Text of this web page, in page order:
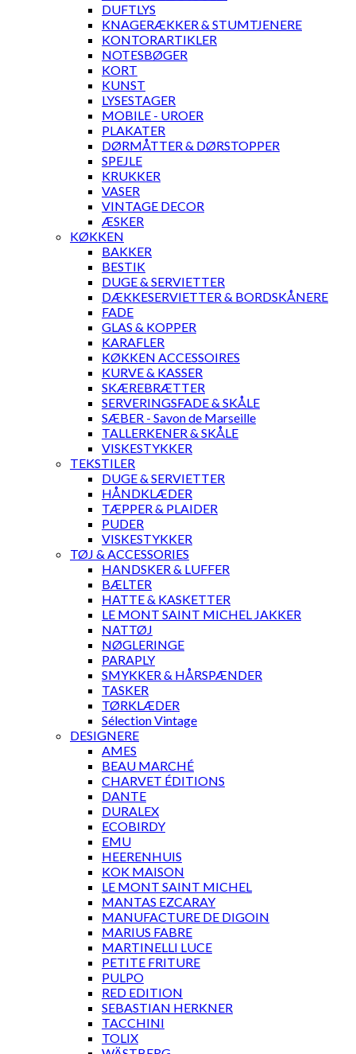
DUFTLYS
KNAGERÆKKER & STUMTJENERE
KONTORARTIKLER
NOTESBØGER
KORT
KUNST
LYSESTAGER
MOBILE - UROER
PLAKATER
DØRMÅTTER & DØRSTOPPER
SPEJLE
KRUKKER
VASER
VINTAGE DECOR
ÆSKER
KØKKEN
BAKKER
BESTIK
DUGE & SERVIETTER
DÆKKESERVIETTER & BORDSKÅNERE
FADE
GLAS & KOPPER
KARAFLER
KØKKEN ACCESSOIRES
KURVE & KASSER
SKÆREBRÆTTER
SERVERINGSFADE & SKÅLE
SÆBER - Savon de Marseille
TALLERKENER & SKÅLE
VISKESTYKKER
TEKSTILER
DUGE & SERVIETTER
HÅNDKLÆDER
TÆPPER & PLAIDER
PUDER
VISKESTYKKER
TØJ & ACCESSORIES
HANDSKER & LUFFER
BÆLTER
HATTE & KASKETTER
LE MONT SAINT MICHEL JAKKER
NATTØJ
NØGLERINGE
PARAPLY
SMYKKER & HÅRSPÆNDER
TASKER
TØRKLÆDER
Sélection Vintage
DESIGNERE
AMES
BEAU MARCHÉ
CHARVET ÉDITIONS
DANTE
DURALEX
ECOBIRDY
EMU
HEERENHUIS
KOK MAISON
LE MONT SAINT MICHEL
MANTAS EZCARAY
MANUFACTURE DE DIGOIN
MARIUS FABRE
MARTINELLI LUCE
PETITE FRITURE
PULPO
RED EDITION
SEBASTIAN HERKNER
TACCHINI
TOLIX